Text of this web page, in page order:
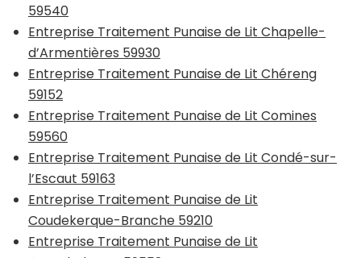
59540
Entreprise Traitement Punaise de Lit Chapelle-
d’Armentières 59930
Entreprise Traitement Punaise de Lit Chéreng
59152
Entreprise Traitement Punaise de Lit Comines
59560
Entreprise Traitement Punaise de Lit Condé-sur-
l’Escaut 59163
Entreprise Traitement Punaise de Lit
Coudekerque-Branche 59210
Entreprise Traitement Punaise de Lit